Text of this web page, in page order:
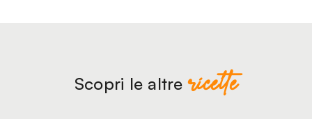
Scopri le altre ricette